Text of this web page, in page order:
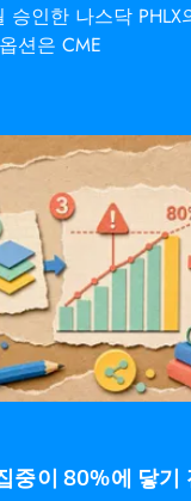
인한 나스닥 PHLX
션은 CME
중이 80%에 닿기